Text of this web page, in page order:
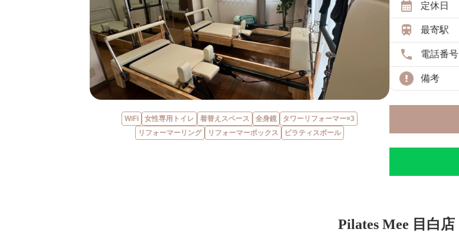
WiFi 女性専用トイレ 着替えスペース 全身鏡
タワーリフォーマー×3
リフォーマーリング
リフォーマーボックス ピラティスボール
定休日
最寄駅
電話番号
備考
Pilates Mee 目白店